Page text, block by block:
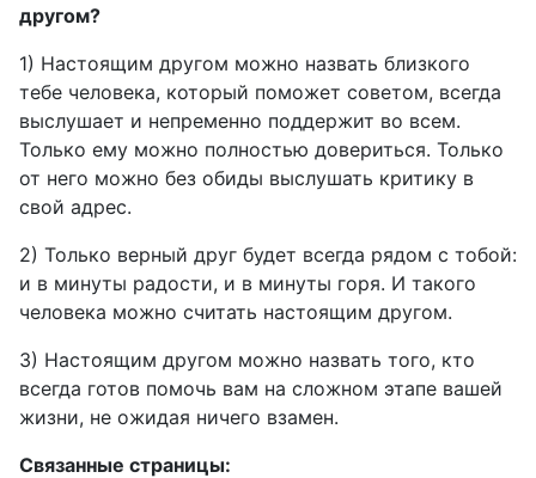
другом?
1) Настоящим другом можно назвать близкого
тебе человека, который поможет советом, всегда
выслушает и непременно поддержит во всем.
Только ему можно полностью довериться. Только
от него можно без обиды выслушать критику в
свой адрес.
2) Только верный друг будет всегда рядом с тобой:
и в минуты радости, и в минуты горя. И такого
человека можно считать настоящим другом.
3) Настоящим другом можно назвать того, кто
всегда готов помочь вам на сложном этапе вашей
жизни, не ожидая ничего взамен.
Связанные страницы: